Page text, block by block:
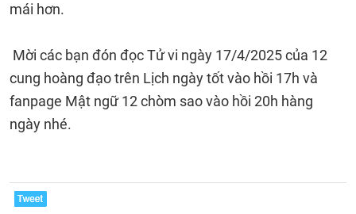
mái hơn.
Mời các bạn đón đọc Tử vi ngày 17/4/2025 của 12
cung hoàng đạo trên Lịch ngày tốt vào hồi 17h và
fanpage Mật ngữ 12 chòm sao vào hồi 20h hàng
ngày nhé.